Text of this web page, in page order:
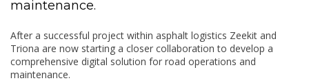
maintenance.
After a successful project within asphalt logistics Zeekit and
Triona are now starting a closer collaboration to develop a
comprehensive digital solution for road operations and
maintenance.